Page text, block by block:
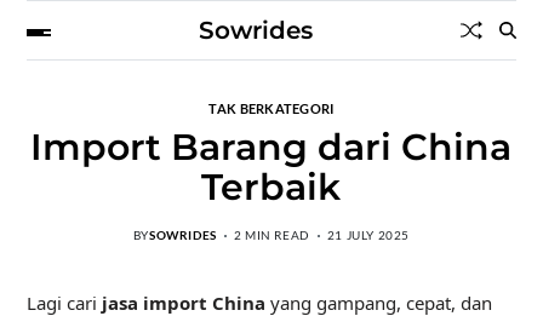
Sowrides
TAK BERKATEGORI
Import Barang dari China
Terbaik
BYSOWRIDES 2 MIN READ 21 JULY 2025
Lagi cari jasa import China yang gampang, cepat, dan